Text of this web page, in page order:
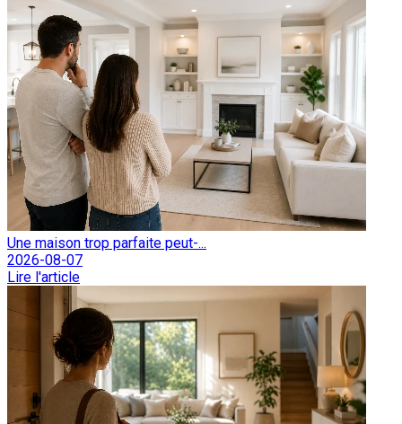
Une maison trop parfaite peut-...
2026-08-07
Lire l'article